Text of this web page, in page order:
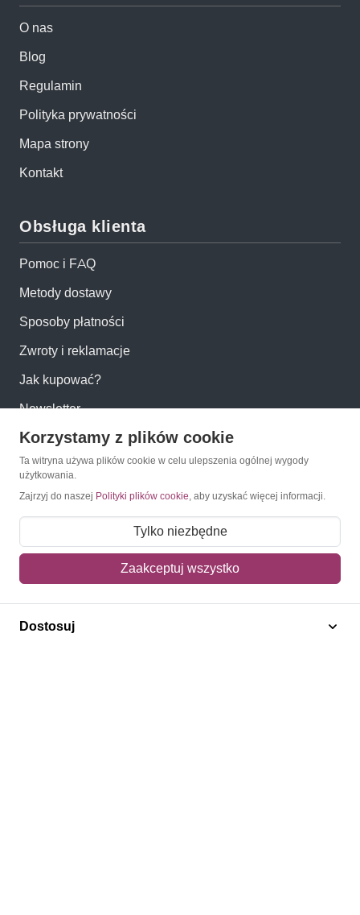
O nas
Blog
Regulamin
Polityka prywatności
Mapa strony
Kontakt
Obsługa klienta
Pomoc i FAQ
Metody dostawy
Sposoby płatności
Zwroty i reklamacje
Jak kupować?
Newsletter
Konto
Moje konto
Mój koszyk
Adres dostawy
Korzystamy z plików cookie
Ta witryna używa plików cookie w celu ulepszenia ogólnej wygody
użytkowania.
Zajrzyj do naszej Polityki plików cookie, aby uzyskać więcej informacji.
Tylko niezbędne
Zaakceptuj wszystko
Dostosuj